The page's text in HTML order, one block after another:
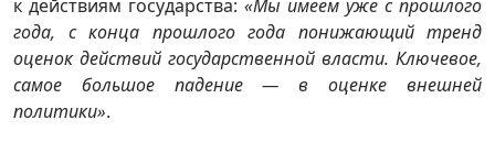
к действиям государства: «Мы имеем уже с прошлого
года, с конца прошлого года понижающий тренд
оценок действий государственной власти. Ключевое,
самое большое падение — в оценке внешней
политики».